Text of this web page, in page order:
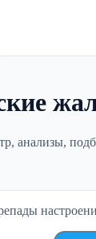
анализы,